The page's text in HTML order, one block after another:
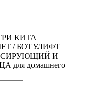
ТРИ КИТА
/ БОТУЛИФТ
И
домашнего